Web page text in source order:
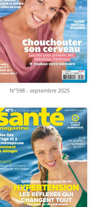
N°598 - septembre 2025